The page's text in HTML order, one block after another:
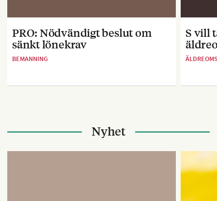
PRO: Nödvändigt beslut om
sänkt lönekrav
BEMANNING
S vill
Nyhet